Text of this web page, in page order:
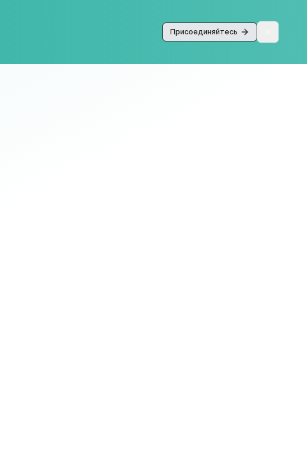
Присоединяйтесь